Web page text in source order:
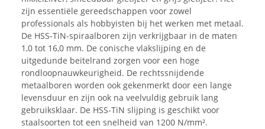
zijn essentiële gereedschappen voor zowel
professionals als hobbyisten bij het werken met metaal.
De HSS-TiN-spiraalboren zijn verkrijgbaar in de maten
1,0 tot 16,0 mm. De conische vlakslijping en de
uitgedunde beitelrand zorgen voor een hoge
rondloopnauwkeurigheid. De rechtssnijdende
metaalboren worden ook gekenmerkt door een lange
levensduur en zijn ook na veelvuldig gebruik lang
gebruiksklaar. De HSS-TiN slijping is geschikt voor
staalsoorten tot een snelheid van 1200 N/mm².